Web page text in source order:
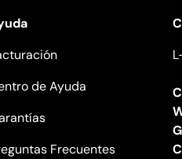
de Ayuda
Frecuentes